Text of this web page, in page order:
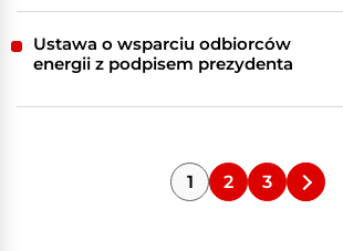
Ustawa o wsparciu odbiorców
energii z podpisem prezydenta
1 2 3